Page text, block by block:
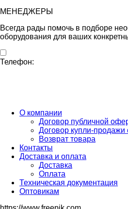
МЕНЕДЖЕРЫ
Всегда рады помочь в подборе
оборудования для ваших
Телефон:
О компании
Договор публичной
Договор купли-
Возврат товара
Контакты
Доставка и оплата
Доставка
Оплата
Техническая документация
Оптовикам